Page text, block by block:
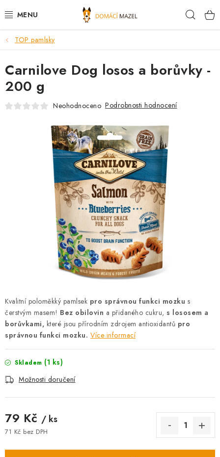
na
DOPORUČUJEME
VÝPRODEJ SKLADU
PSI
PRO CHOVATELE
HODNOCENÍ OBCHODU
DOPRAVA PO OSTRAVĚ, HLUČÍNĚ A OKOLÍ
Kontakt Možnosti dopravy
Hodnocení obchodu
Obchodní podmínky
Věrnostní slevy
TOP pamlsky
Kvalitní poloměkký pamlsek pro správnou funkci mozku s
čerstvým masem! Bez obilovin a přidaného cukru, s lososem a
borůvkami, které jsou přírodním zdrojem antioxidantů pro
správnou funkci mozku. Více informací
Skladem (1 ks)
Možnosti doručení
79 Kč / ks
71 Kč bez DPH
Carnilove Dog losos a borůvky -
200 g
Neohodnoceno Podrobnosti hodnocení